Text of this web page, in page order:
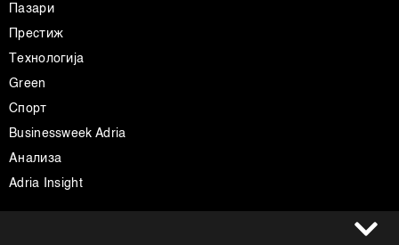
Пазари
Престиж
Технологија
Green
Спорт
Businessweek Adria
Анализа
Adria Insight